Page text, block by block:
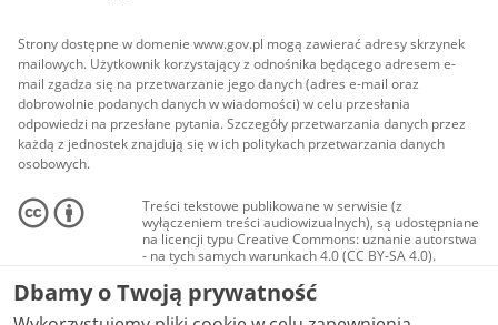
Strony dostępne w domenie www.gov.pl mogą zawierać adresy skrzynek
mailowych. Użytkownik korzystający z odnośnika będącego adresem e-
mail zgadza się na przetwarzanie jego danych (adres e-mail oraz
dobrowolnie podanych danych w wiadomości) w celu przesłania
odpowiedzi na przesłane pytania. Szczegóły przetwarzania danych przez
każdą z jednostek znajdują się w ich politykach przetwarzania danych
osobowych.
Treści tekstowe publikowane w serwisie (z
wyłączeniem treści audiowizualnych), są udostępniane
na licencji typu Creative Commons: uznanie autorstwa
- na tych samych warunkach 4.0 (CC BY-SA 4.0).
Materiały audiowizualne, w tym zdjęcia, materiały
audio i wideo, są udostępniane na licencji typu
Creative Commons: uznanie autorstwa użycie
Dbamy o Twoją prywatność